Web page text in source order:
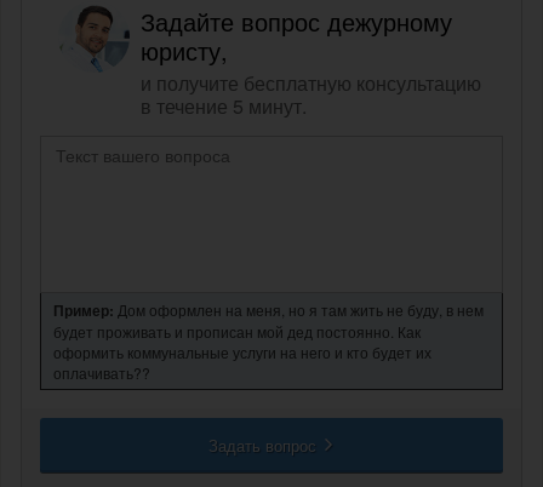
Задайте вопрос дежурному
юристу,
и получите бесплатную консультацию
в течение 5 минут.
Пример: Дом оформлен на меня, но я там жить не буду, в нем
будет проживать и прописан мой дед постоянно. Как
оформить коммунальные услуги на него и кто будет их
оплачивать??
Задать вопрос